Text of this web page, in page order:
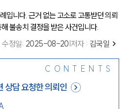
입니다. 근거 없는 고소로 고통받던 의뢰
불송치 결정을 받은 사건입니다.
수정일: 2025-08-20 |저자 : 김국일
CONTENTS
상담 요청한 의뢰인